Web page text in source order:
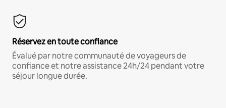
Réservez en toute confiance
Évalué par notre communauté de voyageurs de
confiance et notre assistance 24h/24 pendant votre
séjour longue durée.